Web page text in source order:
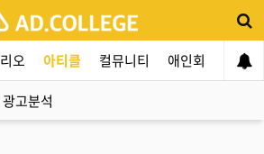
오 아티클 컬뮤니티 애인회 신입
고분석